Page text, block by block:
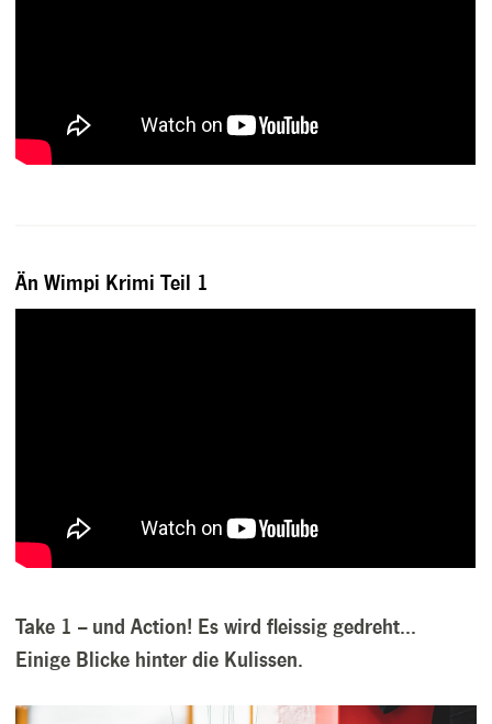
Än Wimpi Krimi Teil 1
Take 1 -- und Action! Es wird fleissig gedreht...
Einige Blicke hinter die Kulissen.